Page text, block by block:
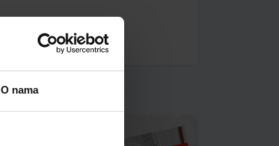
O nama